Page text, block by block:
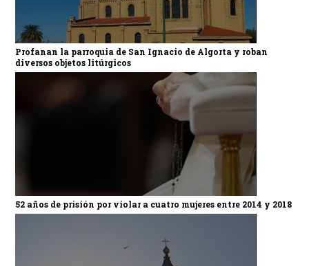
Profanan la parroquia de San Ignacio de Algorta y roban
diversos objetos litúrgicos
52 años de prisión por violar a cuatro mujeres entre 2014 y 2018